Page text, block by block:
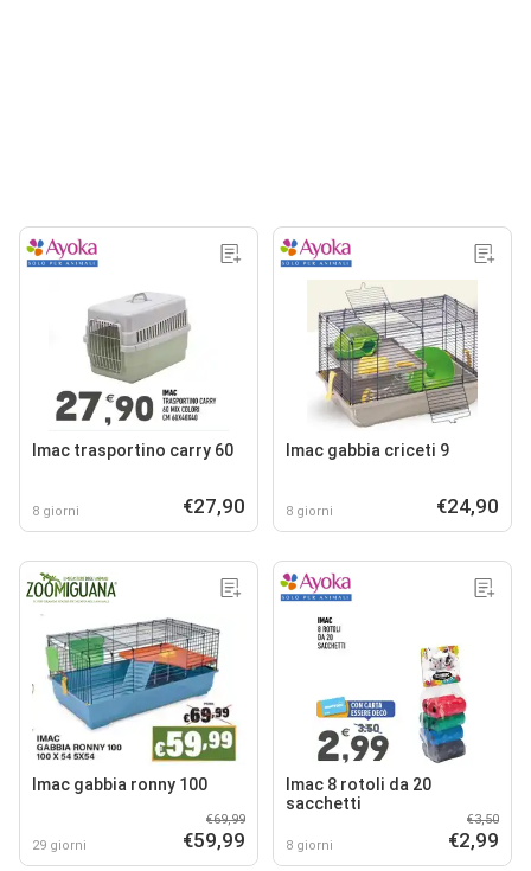
Imac trasportino carry 60
8 giorni €27,90
Imac gabbia criceti 9
8 giorni €24,90
Imac gabbia ronny 100
29 giorni
€69,99
€59,99
Imac 8 rotoli da 20
sacchetti
8 giorni
€3,50
€2,99